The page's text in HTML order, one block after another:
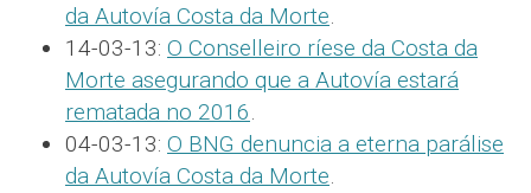
da Autovía Costa da Morte.
14-03-13: O Conselleiro ríese da Costa da
Morte asegurando que a Autovía estará
rematada no 2016.
04-03-13: O BNG denuncia a eterna parálise
da Autovía Costa da Morte.